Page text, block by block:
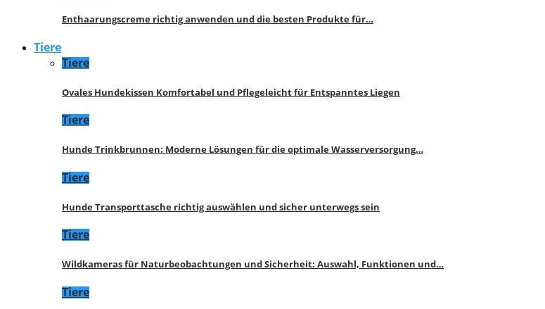
Enthaarungscreme richtig anwenden und die besten Produkte für…
Tiere
Tiere
Ovales Hundekissen Komfortabel und Pflegeleicht für Entspanntes Liegen
Tiere
Hunde Trinkbrunnen: Moderne Lösungen für die optimale Wasserversorgung…
Tiere
Hunde Transporttasche richtig auswählen und sicher unterwegs sein
Tiere
Wildkameras für Naturbeobachtungen und Sicherheit: Auswahl, Funktionen und…
Tiere